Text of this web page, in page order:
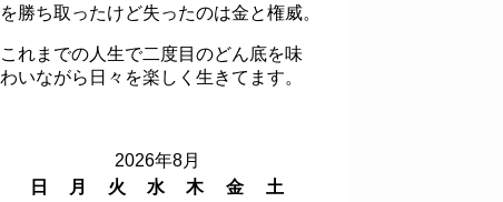
を勝ち取ったけど失ったのは金と権威。
これまでの人生で二度目のどん底を味
わいながら日々を楽しく生きてます。
2026年8月
日
月 火 水 木 金
土